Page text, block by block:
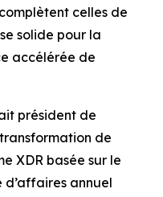
celles de
solide pour la
accélérée de
président de
de
XDR basée sur le
annuel